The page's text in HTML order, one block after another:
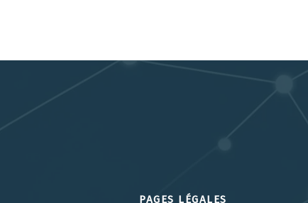
PAGES LÉGALES